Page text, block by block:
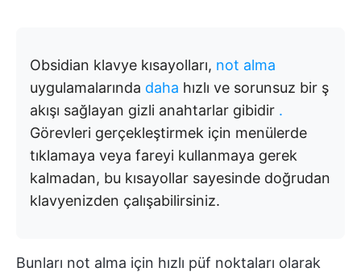
Obsidian klavye kısayolları, not alma
uygulamalarında daha hızlı ve sorunsuz bir ş
akışı sağlayan gizli anahtarlar gibidir .
Görevleri gerçekleştirmek için menülerde
tıklamaya veya fareyi kullanmaya gerek
kalmadan, bu kısayollar sayesinde doğrudan
klavyenizden çalışabilirsiniz.
Bunları not alma için hızlı püf noktaları olarak